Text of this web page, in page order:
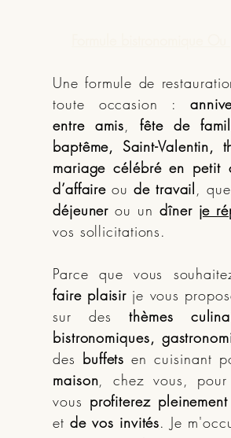
Une formule de
toute occasion :
entre amis,fête de
baptême, Saint-Valentin,
mariage célébré en petit
d’affaireou de travail,
déjeunerou undîner je
vos sollicitations.
Parce que vous
faire plaisir je vous
sur desthèmes
bistronomiques,
des buffetsen cuisinant
maison, chez vous, pour
vous profiterez
etde vos invités. Je